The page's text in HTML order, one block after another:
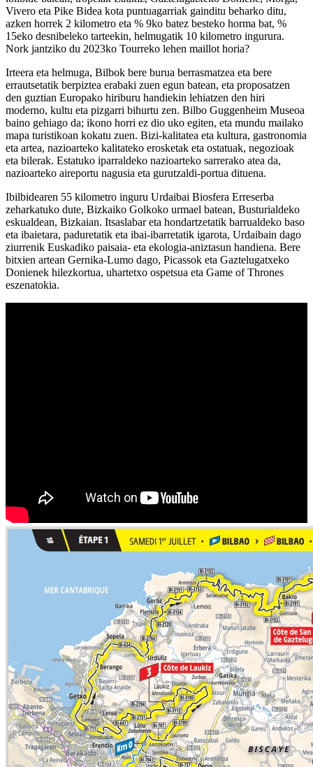
Vivero eta Pike Bidea kota puntuagarriak gainditu beharko ditu,
azken horrek 2 kilometro eta % 9ko batez besteko horma bat, %
15eko desnibeleko tarteekin, helmugatik 10 kilometro ingurura.
Nork jantziko du 2023ko Tourreko lehen maillot horia?
Irteera eta helmuga, Bilbok bere burua berrasmatzea eta bere
errautsetatik berpiztea erabaki zuen egun batean, eta proposatzen
den guztian Europako hiriburu handiekin lehiatzen den hiri
moderno, kultu eta pizgarri bihurtu zen. Bilbo Guggenheim Museoa
baino gehiago da; ikono horri ez dio uko egiten, eta mundu mailako
mapa turistikoan kokatu zuen. Bizi-kalitatea eta kultura, gastronomia
eta artea, nazioarteko kalitateko erosketak eta ostatuak, negozioak
eta bilerak. Estatuko iparraldeko nazioarteko sarrerako atea da,
nazioarteko aireportu nagusia eta gurutzaldi-portua dituena.
Ibilbidearen 55 kilometro inguru Urdaibai Biosfera Erreserba
zeharkatuko dute, Bizkaiko Golkoko urmael batean, Busturialdeko
eskualdean, Bizkaian. Itsaslabar eta hondartzetatik barrualdeko baso
eta ibaietara, paduretatik eta ibai-ibarretatik igarota, Urdaibain dago
ziurrenik Euskadiko paisaia- eta ekologia-aniztasun handiena. Bere
bitxien artean Gernika-Lumo dago, Picassok eta Gaztelugatxeko
Donienek hilezkortua, uhartetxo ospetsua eta Game of Thrones
eszenatokia.